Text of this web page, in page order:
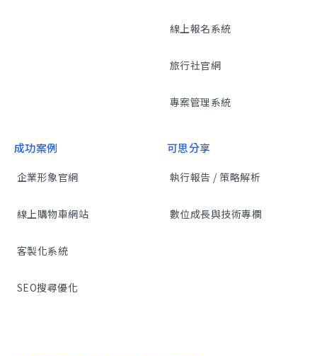
線上報名系統
旅行社官網
專案管理系統
成功案例
企業形象官網
線上購物車網站
客製化系統
SEO搜尋優化
可思分享
執行報告 / 策略解析
數位成長與技術專欄